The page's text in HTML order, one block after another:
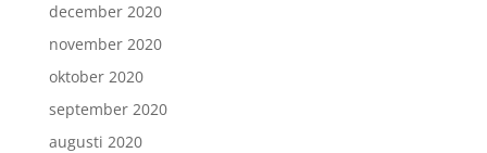
december 2020
november 2020
oktober 2020
september 2020
augusti 2020